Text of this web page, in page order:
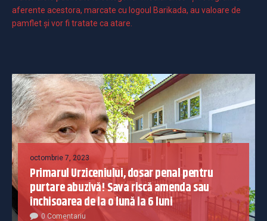
aferente acestora, marcate cu logoul Barikada, au valoare de
pamflet și vor fi tratate ca atare.
octombrie 7, 2023
Primarul Urziceniului, dosar penal pentru
purtare abuzivă! Sava riscă amenda sau
închisoarea de la o lună la 6 luni
0 Comentariu